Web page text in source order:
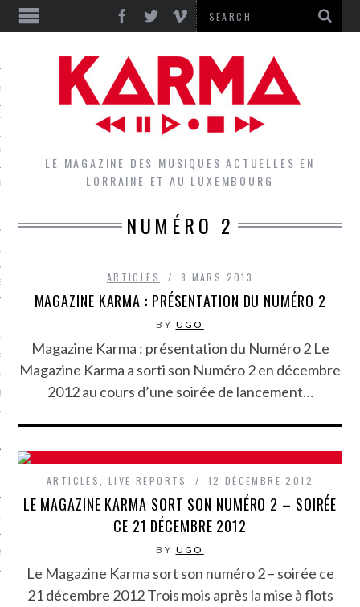
GROUPES DU LOCAL
LE MAGAZINE DES MUSIQUES ACTUELLES EN
LORRAINE ET AU LUXEMBOURG
NUMÉRO 2
ARTICLES 8 MARS 2013
MAGAZINE KARMA : PRÉSENTATION DU NUMÉRO 2
BY UGO
Magazine Karma : présentation du Numéro 2 Le
Magazine Karma a sorti son Numéro 2 en décembre
2012 au cours d’une soirée de lancement…
ARTICLES LIVE REPORTS 12 DÉCEMBRE 2012
LE MAGAZINE KARMA SORT SON NUMÉRO 2 – SOIRÉE
CE 21 DÉCEMBRE 2012
BY UGO
Le Magazine Karma sort son numéro 2 – soirée ce
21 décembre 2012 Trois mois après la mise à flots